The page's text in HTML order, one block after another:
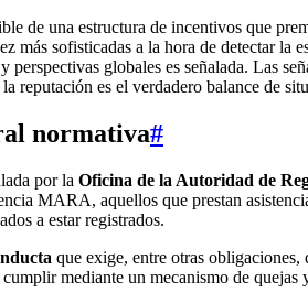
de una estructura de incentivos que
más sofisticadas a la hora de detectar la
globales es señalada. Las
reputación es el verdadero balance de
normativa#
por la Oficina de la Autoridad de
MARA, aquellos que prestan
a estar registrados.
que exige, entre otras
mediante un mecanismo de